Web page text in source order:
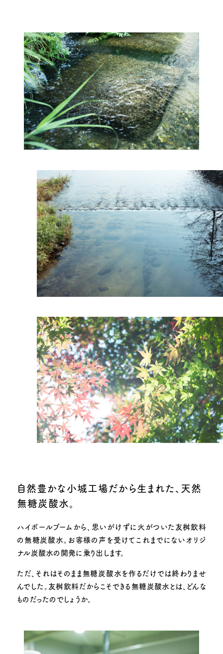
自然豊かな小城工場だから生まれた、天然
無糖炭酸水。
ハイボールブームから、思いがけずに火がついた友桝飲料
の無糖炭酸水。 お客様の声を受けてこれまでにないオリジ
ナル炭酸水の開発に乗り出します。
ただ、それはそのまま無糖炭酸水を作るだけでは終わりませ
んでした。友桝飲料だからこそできる無糖炭酸水とは、どんな
ものだったのでしょうか。